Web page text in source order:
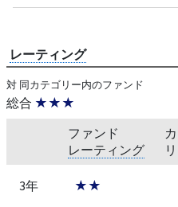
レーティング
対 同カテゴリー内のファンド
総合 ★★★
ファンド
レーティング
3年 ★★